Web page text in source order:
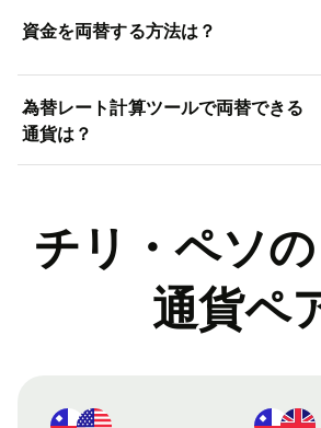
資金を両替する方法は？
為替レート計算ツールで両替できる
通貨は？
チリ・ペソ
通貨ペ